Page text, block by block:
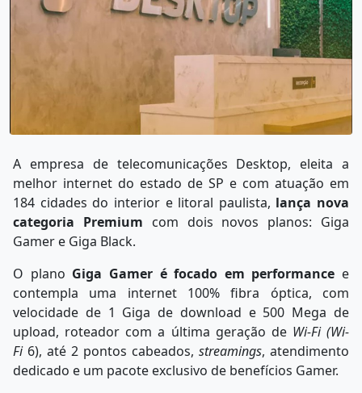
A empresa de telecomunicações Desktop, eleita a
melhor internet do estado de SP e com atuação em
184 cidades do interior e litoral paulista, lança nova
categoria Premium com dois novos planos: Giga
Gamer e Giga Black.
O plano Giga Gamer é focado em performance e
contempla uma internet 100% fibra óptica, com
velocidade de 1 Giga de download e 500 Mega de
upload, roteador com a última geração de Wi-Fi (Wi-
Fi6), até 2 pontos cabeados, streamings, atendimento
dedicado e um pacote exclusivo de benefícios Gamer.